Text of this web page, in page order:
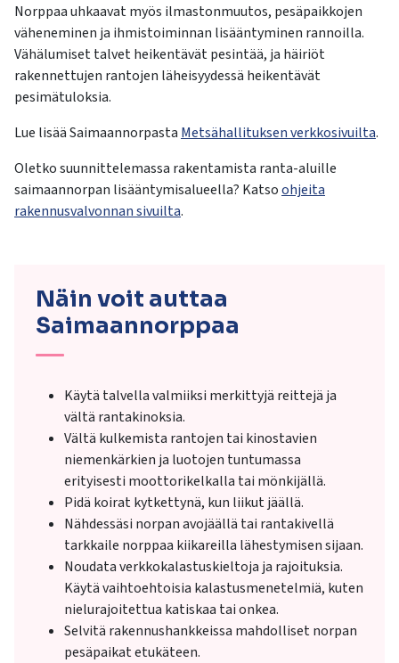
Norppaa uhkaavat myös ilmastonmuutos, pesäpaikkojen
väheneminen ja ihmistoiminnan lisääntyminen rannoilla.
Vähälumiset talvet heikentävät pesintää, ja häiriöt
rakennettujen rantojen läheisyydessä heikentävät
pesimätuloksia.
Lue lisää Saimaannorpasta Metsähallituksen verkkosivuilta.
Oletko suunnittelemassa rakentamista ranta-aluille
saimaannorpan lisääntymisalueella? Katsoohjeita
rakennusvalvonnan sivuilta.
Näin voit auttaa
Saimaannorppaa
Käytä talvella valmiiksi merkittyjä reittejä ja
vältä rantakinoksia.
Vältä kulkemista rantojen tai kinostavien
niemenkärkien ja luotojen tuntumassa
erityisesti moottorikelkalla tai mönkijällä.
Pidä koirat kytkettynä, kun liikut jäällä.
Nähdessäsi norpan avojäällä tai rantakivellä
tarkkaile norppaa kiikareilla lähestymisen sijaan.
Noudata verkkokalastuskieltoja ja rajoituksia.
Käytä vaihtoehtoisia kalastusmenetelmiä, kuten
nielurajoitettua katiskaa tai onkea.
Selvitä rakennushankkeissa mahdolliset norpan
pesäpaikat etukäteen.